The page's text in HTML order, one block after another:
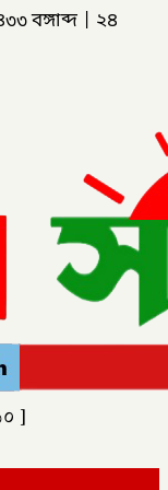
বঙ্গাব্দ
২৪
]